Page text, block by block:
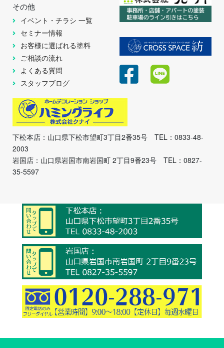
その他
イベント・チラシ 一覧
セミナー情報
お客様に選ばれる塗料
ご相談の流れ
よくある質問
スタッフブログ
下松本店：山口県下松市望町3丁目2番35号 TEL：0833-48-
2003
岩国店：山口県岩国市南岩国町 2丁目9番23号 TEL：0827-
35-5597